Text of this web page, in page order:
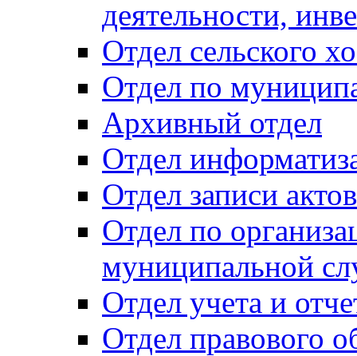
деятельности,
Отдел сельского
Отдел по
Архивный отдел
Отдел
Отдел записи
Отдел по
муниципальной
Отдел учета и
Отдел правового